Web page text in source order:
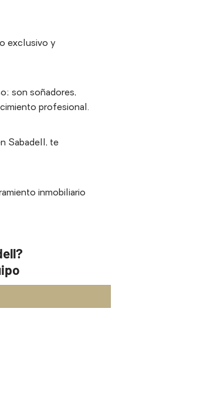
exclusivo y
son soñadores,
profesional.
Sabadell, te
inmobiliario